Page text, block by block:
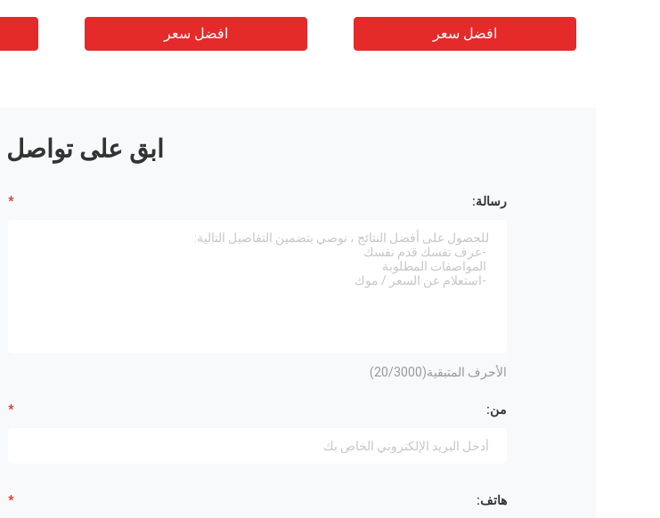
افضل سعر افضل سعر
ابق على تواصل
رسالة:
الأحرف المتبقية( 20/3000)
من:
هاتف: